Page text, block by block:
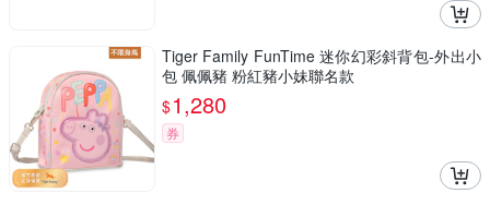
Tiger Family FunTime 迷你幻彩斜背包-外出小
包 佩佩豬 粉紅豬小妹聯名款
$1,280
券